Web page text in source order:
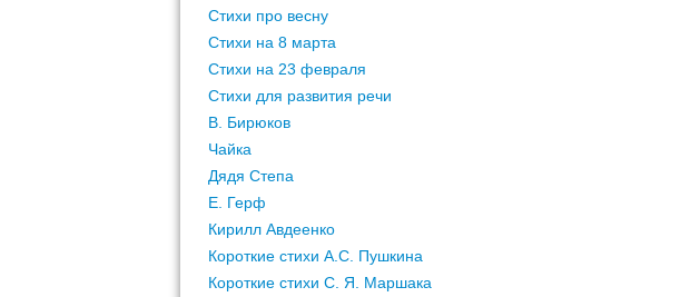
Стихи про весну
Стихи на 8 марта
Стихи на 23 февраля
Стихи для развития речи
В. Бирюков
Чайка
Дядя Степа
Е. Герф
Кирилл Авдеенко
Короткие стихи А.С. Пушкина
Короткие стихи С. Я. Маршака